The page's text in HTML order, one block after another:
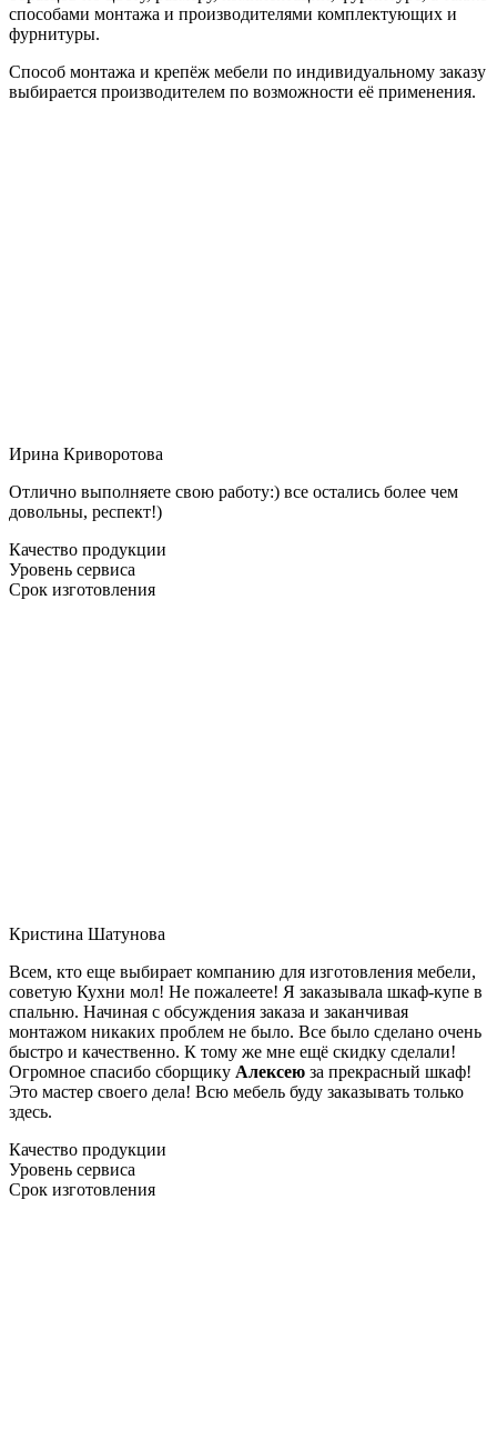
способами монтажа и производителями комплектующих и
фурнитуры.
Способ монтажа и крепёж мебели по индивидуальному заказу
выбирается производителем по возможности её применения.
Ирина Криворотова
Отлично выполняете свою работу:) все остались более чем
довольны, респект!)
Качество продукции
Уровень сервиса
Срок изготовления
Кристина Шатунова
Всем, кто еще выбирает компанию для изготовления мебели,
советую Кухни мол! Не пожалеете! Я заказывала шкаф-купе в
спальню. Начиная с обсуждения заказа и заканчивая
монтажом никаких проблем не было. Все было сделано очень
быстро и качественно. К тому же мне ещё скидку сделали!
Огромное спасибо сборщику Алексею за прекрасный шкаф!
Это мастер своего дела! Всю мебель буду заказывать только
здесь.
Качество продукции
Уровень сервиса
Срок изготовления